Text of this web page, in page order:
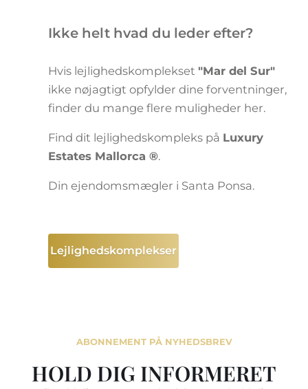
Ikke helt hvad du leder efter?
Hvis lejlighedskomplekset "Mar del Sur"
ikke nøjagtigt opfylder dine forventninger,
finder du mange flere muligheder her.
Find dit lejlighedskompleks på Luxury
Estates Mallorca ®.
Din ejendomsmægler i Santa Ponsa.
Lejlighedskomplekser
ABONNEMENT PÅ NYHEDSBREV
HOLD DIG INFORMERET